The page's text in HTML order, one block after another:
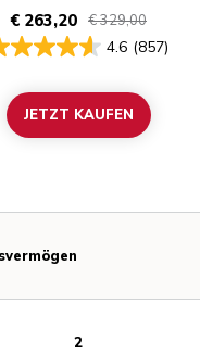
€ 263,20 € 329,00
4.6 (857)
JETZT KAUFEN
2